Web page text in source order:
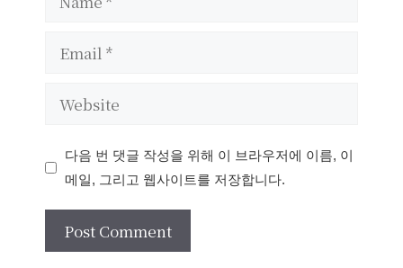
다음 번 댓글 작성을 위해 이 브라우저에 이름, 이
메일, 그리고 웹사이트를 저장합니다.